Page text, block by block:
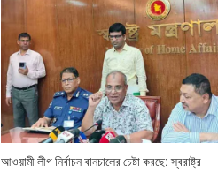
আওয়ামী লীগ নির্বাচন বানচালের চেষ্টা করছে: স্বরাষ্ট্র